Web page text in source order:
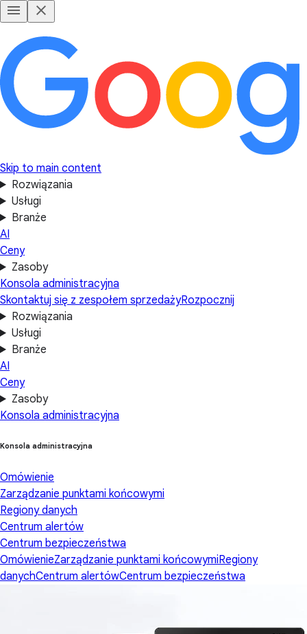
Skip to main content
Rozwiązania
Usługi
Branże
AI
Ceny
Zasoby
Konsola administracyjna
Skontaktuj się z zespołem sprzedażyRozpocznij
Rozwiązania
Usługi
Branże
AI
Ceny
Zasoby
Konsola administracyjna
Konsola administracyjna
Omówienie
Zarządzanie punktami końcowymi
Regiony danych
Centrum alertów
Centrum bezpieczeństwa
OmówienieZarządzanie punktami końcowymiRegiony
danychCentrum alertówCentrum bezpieczeństwa